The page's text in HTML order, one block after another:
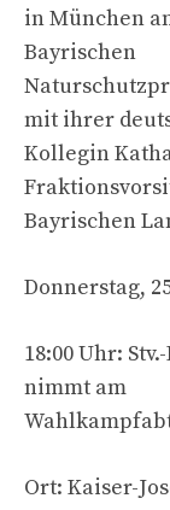
in München
Bayrischen
mit ihrer
Kollegin
Bayrischen
Donnerstag,
18:00 Uhr:
nimmt am
Ort: Kaiser-